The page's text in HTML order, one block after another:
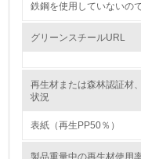
鉄鋼を使用していないの
グリーンスチールURL
再生材または森林認証材
状況
表紙（再生PP50％）
製品重量中の再生材使用